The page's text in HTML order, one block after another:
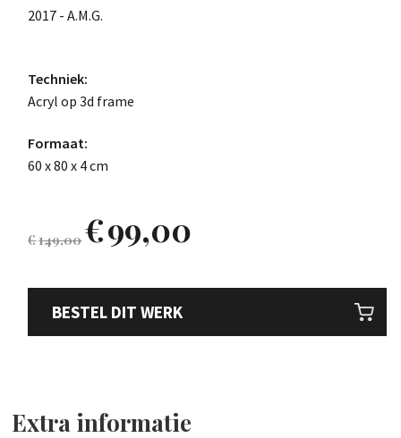
2017 - A.M.G.
Techniek:
Acryl op 3d frame
Formaat:
60 x 80 x 4 cm
€149,00€99,00
BESTEL DIT WERK
Extra informatie